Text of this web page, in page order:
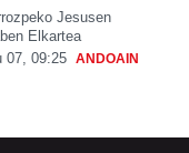
Jesusen
Elkartea
07, 09:25 ANDOAIN